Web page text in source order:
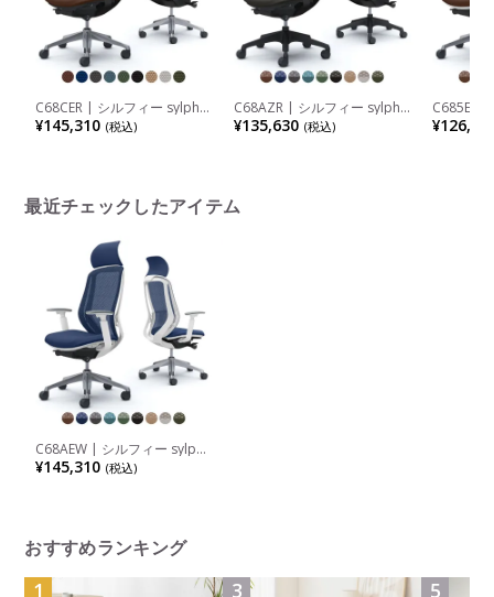
C68CER | シルフィー sylphy
エクストラハイバック 背クッ
ションタイプ 布張り(プレー
¥145,310 (税込)
C68AZR | シルフィー sylphy
エクストラハイバック 背メッ
シュタイプ アジャストアーム
¥135,630 (税込)
C685EW
ハイバッ
アジャス
最近チェックしたアイテム
C68AEW | シルフィー sylphy
エクストラハイバック 背メッ
シュタイプ アジャストアーム
¥145,310 (税込)
おすすめランキング
1 3 5